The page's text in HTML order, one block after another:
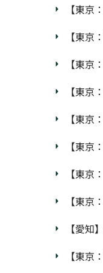
【東京
【東京
【東京
【東京
【東京
【東京
【東京
【東京
【愛知
【東京